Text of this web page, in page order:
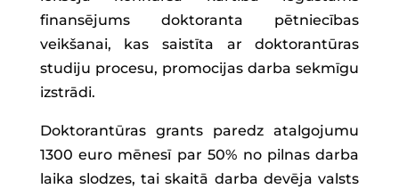
finansējums doktoranta pētniecības
veikšanai, kas saistīta ar doktorantūras
studiju procesu, promocijas darba sekmīgu
izstrādi.
Doktorantūras grants paredz atalgojumu
1300 euro mēnesī par 50% no pilnas darba
laika slodzes, tai skaitā darba devēja valsts